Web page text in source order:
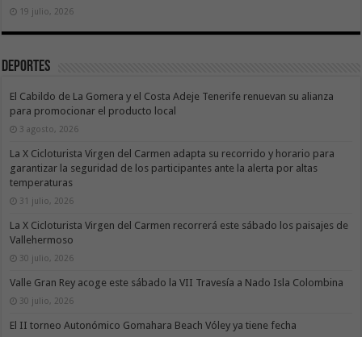
19 julio, 2026
Deportes
El Cabildo de La Gomera y el Costa Adeje Tenerife renuevan su alianza
para promocionar el producto local
3 agosto, 2026
La X Cicloturista Virgen del Carmen adapta su recorrido y horario para
garantizar la seguridad de los participantes ante la alerta por altas
temperaturas
31 julio, 2026
La X Cicloturista Virgen del Carmen recorrerá este sábado los paisajes de
Vallehermoso
30 julio, 2026
Valle Gran Rey acoge este sábado la VII Travesía a Nado Isla Colombina
30 julio, 2026
El II torneo Autonómico Gomahara Beach Vóley ya tiene fecha